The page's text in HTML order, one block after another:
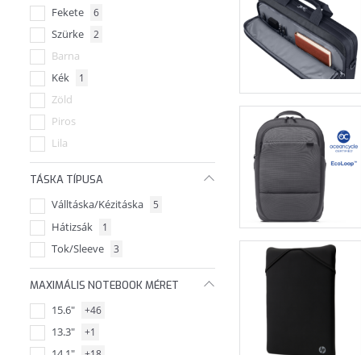
Targus
Tucano
Fekete 6
Szürke 2
Barna
Kék
1
Zöld
Piros
Lila
TÁSKA TÍPUSA
Válltáska/Kézitáska 5
Hátizsák 1
Tok/Sleeve 3
MAXIMÁLIS NOTEBOOK MÉRET
15.6" +46
13.3" +1